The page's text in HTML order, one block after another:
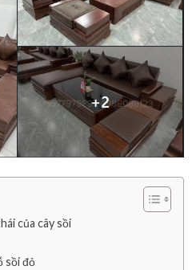
của cây sồi
sồi đỏ